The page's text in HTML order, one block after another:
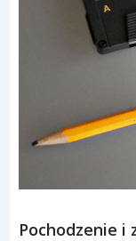
Pochodzenie